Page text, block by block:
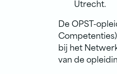
Utrecht.
De OPST-
bij het
van de